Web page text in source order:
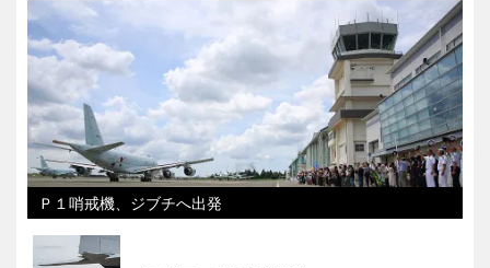
Ｐ１哨戒機、ジブチへ出発